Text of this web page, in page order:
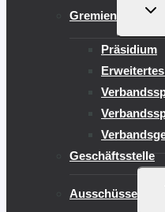
Gremien
Präsidium
Geschäftsstelle
Ausschüsse